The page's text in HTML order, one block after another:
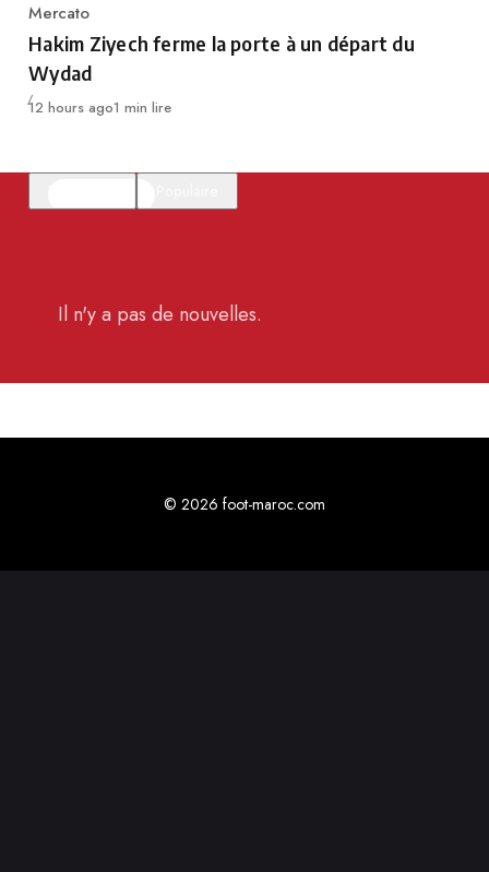
Category
Mercato
Hakim Ziyech ferme la porte à un départ du
Wydad
Publié
12 hours ago1 min lire
Il n'y a pas de nouvelles.
© 2026 foot-maroc.com